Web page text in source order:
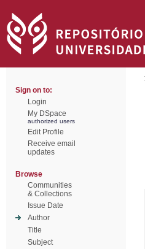
Sign on to:
Login
My DSpace
authorized users
Edit Profile
Receive email
updates
Browse
Communities
& Collections
Issue Date
Author
Title
Subject